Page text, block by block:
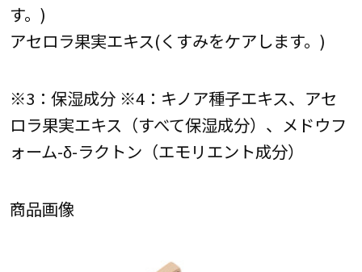
す。)
アセロラ果実エキス(くすみをケアします。)
※3：保湿成分 ※4：キノア種子エキス、アセ
ロラ果実エキス（すべて保湿成分）、メドウフ
ォーム-δ-ラクトン（エモリエント成分）
商品画像